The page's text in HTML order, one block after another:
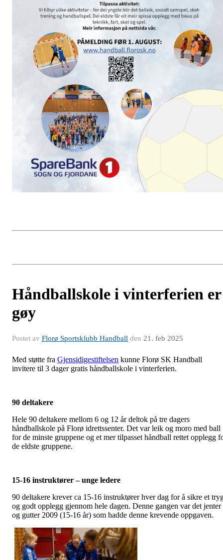
Håndballskole i vinterferien er
gøy
Postet av Florø Sportsklubb Handball den 21. feb 2025
Med støtte fra Gjensidigestiftelsen kunne Florø SK Handball
invitere til 3 dager gratis håndballskole i vinterferien.
90 deltakere
Hele 90 deltakere mellom 6 og 12 år deltok på tre dagers
håndballskole på Florø idrettssenter. Det var leik og moro med ball
for de minste gruppene og et mer tilpasset håndball rettet opplegg
de eldste gruppene.
15-16 instruktører – unge ledere
90 deltakere krever ca 15-16 instruktører hver dag for å sikre et
og godt opplegg gjennom hele dagen. Denne gangen var det jenter
og gutter 2009 (15-16 år) som hadde denne krevende oppgaven.